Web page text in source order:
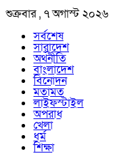
শুক্রবার , ৭ অগাস্ট ২০২৬
সর্বশেষ
সারাদেশ
অর্থনীতি
বাংলাদেশ
বিনোদন
মতামত
লাইফস্টাইল
অপরাধ
খেলা
ধর্ম
শিক্ষা